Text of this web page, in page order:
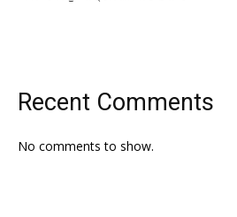
Recent Comments
No comments to show.